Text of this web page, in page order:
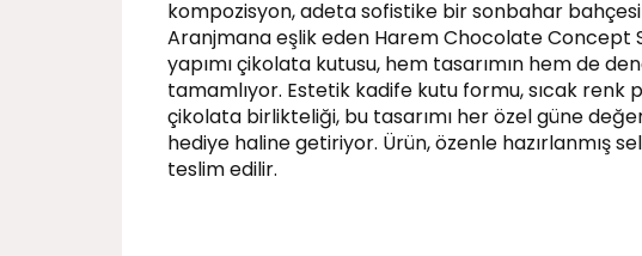
kompozisyon, adeta sofistike bir sonbahar
Aranjmana eşlik eden Harem Chocolate Concept
yapımı çikolata kutusu, hem tasarımın hem de
tamamlıyor. Estetik kadife kutu formu, sıcak renk
çikolata birlikteliği, bu tasarımı her özel güne
hediye haline getiriyor. Ürün, özenle hazırlanmış
teslim edilir.